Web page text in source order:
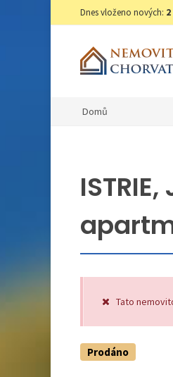
Dnes vloženo nových: 2
Domů
Tato
Prodáno